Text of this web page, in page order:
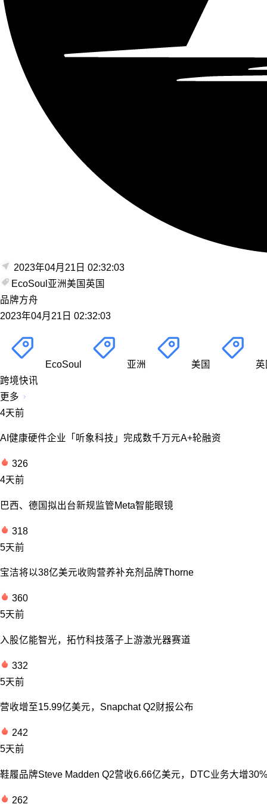
2023年04月21日 02:32:03
EcoSoul 亚洲美国 英国
品牌方舟
2023年04月21日 02:32:03
EcoSoul 亚洲 美国
英
跨境快讯
更多
4天前
AI健康硬件企业「听象科技」完成数千万元A+轮融资
326
4天前
巴西、德国拟出台新规监管Meta智能眼镜
318
5天前
宝洁将以38亿美元收购营养补充剂品牌Thorne
360
5天前
入股亿能智光，拓竹科技落子上游激光器赛道
332
5天前
营收增至15.99亿美元，Snapchat Q2财报公布
242
5天前
鞋履品牌Steve Madden Q2营收6.66亿美元，DTC业务大增30%
262